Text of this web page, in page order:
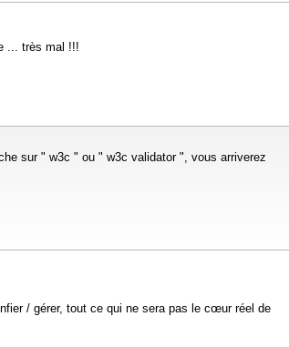
... très mal !!!
sur " w3c " ou " w3c validator ", vous arriverez
/ gérer, tout ce qui ne sera pas le cœur réel de